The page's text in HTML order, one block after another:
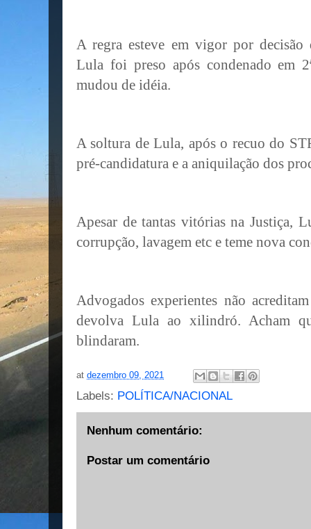
A regra esteve em vigor por decisão
Lula foi preso após condenado em
mudou de idéia.
A soltura de Lula, após o recuo do
pré-candidatura e a aniquilação dos
Apesar de tantas vitórias na Justiça,
corrupção, lavagem etc e teme nova
Advogados experientes não
devolva Lula ao xilindró. Acham
blindaram.
at dezembro 09, 2021
Labels: POLÍTICA/NACIONAL
Nenhum comentário:
Postar um comentário